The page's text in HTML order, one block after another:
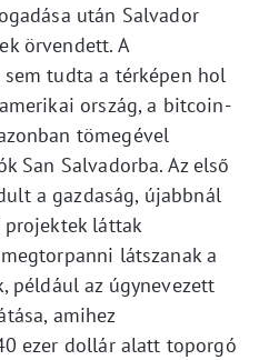
után Salvador
örvendett. A
tudta a térképen hol
ország, a bitcoin-
tömegével
San Salvadorba. Az első
a gazdaság, újabbnál
láttak
látszanak a
például az úgynevezett
amihez
ezer dollár alatt toporgó